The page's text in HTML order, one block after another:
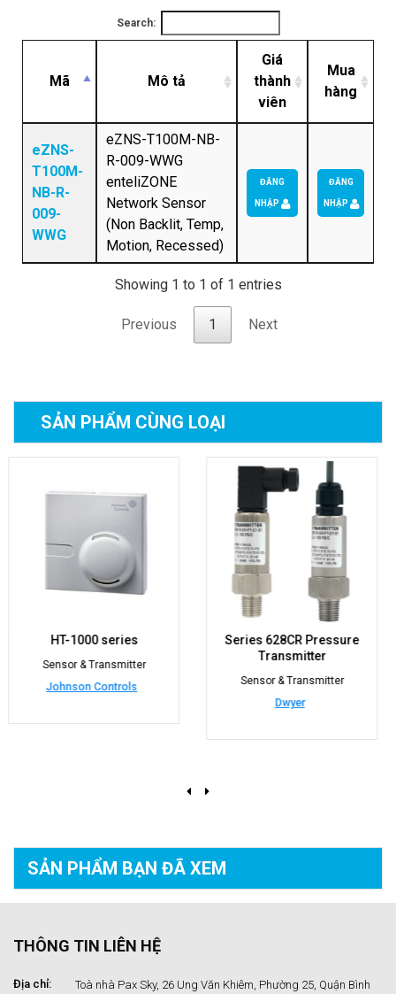
Search:
Mã Mô tả
Giá
thành
viên
Mua
hàng
eZNS-
T100M-
NB-R-
009-
WWG
eZNS-T100M-NB-
R-009-WWG
enteliZONE
Network Sensor
(Non Backlit, Temp,
Motion, Recessed)
ĐĂNG
NHẬP
ĐĂNG
NHẬP
Showing 1 to 1 of 1 entries
Previous 1 Next
SẢN PHẨM CÙNG LOẠI
Series 628CR Pressure
Sensor & Transmitter
Model ULSL Ultrasonic
Sensor
Sensor & Transmitter
SẢN PHẨM BẠN ĐÃ XEM
THÔNG TIN LIÊN HỆ
Địa chỉ: Toà nhà Pax Sky, 26 Ung Văn Khiêm, Phường 25, Quận Bình